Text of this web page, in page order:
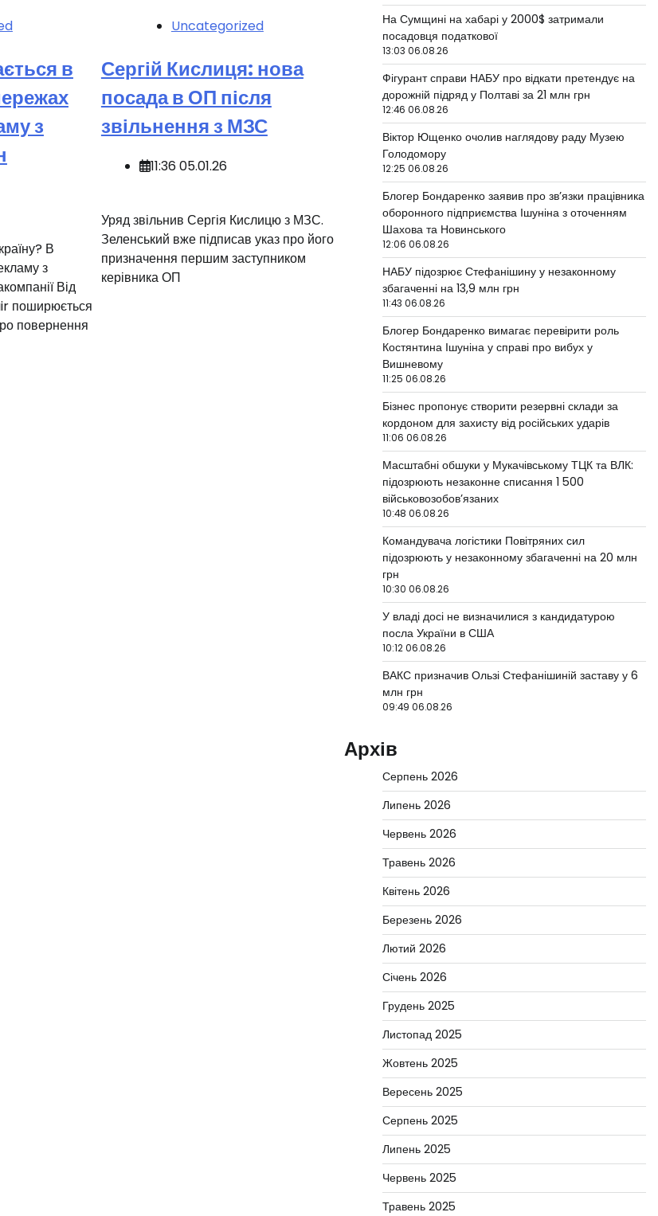
в
з
В
з
Від
поширюється
повернення
Uncategorized
Сергій Кислиця: нова
посада в ОП після
звільнення з МЗС
11:36 05.01.26
️Уряд звільнив Сергія Кислицю з МЗС.
Зеленський вже підписав указ про його
призначення першим заступником
керівника ОП
На Сумщині на хабарі у 2000$ затримали
посадовця податкової
13:03 06.08.26
Фігурант справи НАБУ про відкати претендує на
дорожній підряд у Полтаві за 21 млн грн
12:46 06.08.26
Віктор Ющенко очолив наглядову раду Музею
Голодомору
12:25 06.08.26
Блогер Бондаренко заявив про зв’язки працівника
оборонного підприємства Ішуніна з оточенням
Шахова та Новинського
12:06 06.08.26
НАБУ підозрює Стефанішину у незаконному
збагаченні на 13,9 млн грн
11:43 06.08.26
Блогер Бондаренко вимагає перевірити роль
Костянтина Ішуніна у справі про вибух у
Вишневому
11:25 06.08.26
Бізнес пропонує створити резервні склади за
кордоном для захисту від російських ударів
11:06 06.08.26
Масштабні обшуки у Мукачівському ТЦК та ВЛК:
підозрюють незаконне списання 1 500
військовозобов’язаних
10:48 06.08.26
Командувача логістики Повітряних сил
підозрюють у незаконному збагаченні на 20 млн
грн
10:30 06.08.26
У владі досі не визначилися з кандидатурою
посла України в США
10:12 06.08.26
ВАКС призначив Ользі Стефанішиній заставу у 6
млн грн
09:49 06.08.26
Архів
Серпень 2026
Липень 2026
Червень 2026
Травень 2026
Квітень 2026
Березень 2026
Лютий 2026
Січень 2026
Грудень 2025
Листопад 2025
Жовтень 2025
Вересень 2025
Серпень 2025
Липень 2025
Червень 2025
Травень 2025